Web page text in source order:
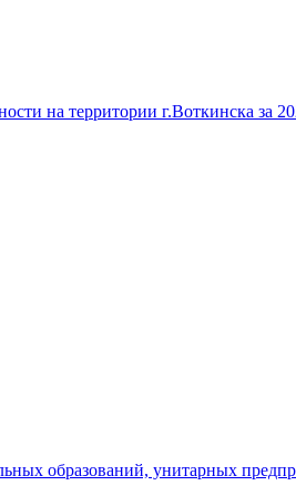
на территории г.Воткинска за
образований, унитарных